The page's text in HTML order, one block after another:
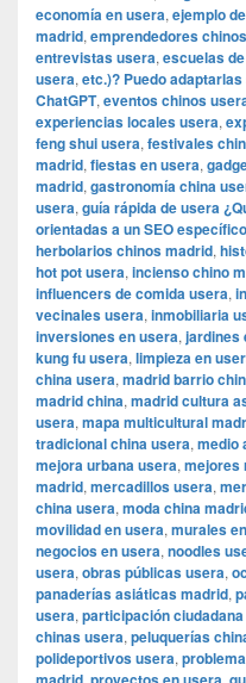
economía en usera, ejemplo
madrid, emprendedores
entrevistas usera, escuelas
usera, etc.)? Puedo
ChatGPT, eventos chinos
experiencias locales usera,
feng shui usera, festivales
madrid, fiestas en usera,
madrid, gastronomía china
usera, guía rápida de usera
orientadas a un SEO
herbolarios chinos madrid,
hot pot usera, incienso chino
influencers de comida usera,
vecinales usera, inmobiliaria
inversiones en usera, jardines
kung fu usera, limpieza en
china usera, madrid barrio
madrid china, madrid cultura
usera, mapa multicultural
tradicional china usera, medio
mejora urbana usera, mejores
madrid, mercadillos usera,
china usera, moda china
movilidad en usera, murales
negocios en usera, noodles
usera, obras públicas usera,
panaderías asiáticas madrid,
usera, participación
chinas usera, peluquerías
polideportivos usera,